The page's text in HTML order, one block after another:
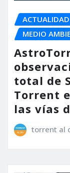
ACTUALIDAD
MEDIO
total de
Torrent
las vías
torrent al